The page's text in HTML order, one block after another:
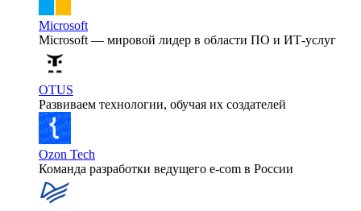
Microsoft
Microsoft — мировой лидер в области ПО и ИТ-услуг
OTUS
Развиваем технологии, обучая их создателей
Ozon Tech
Команда разработки ведущего e‑com в России